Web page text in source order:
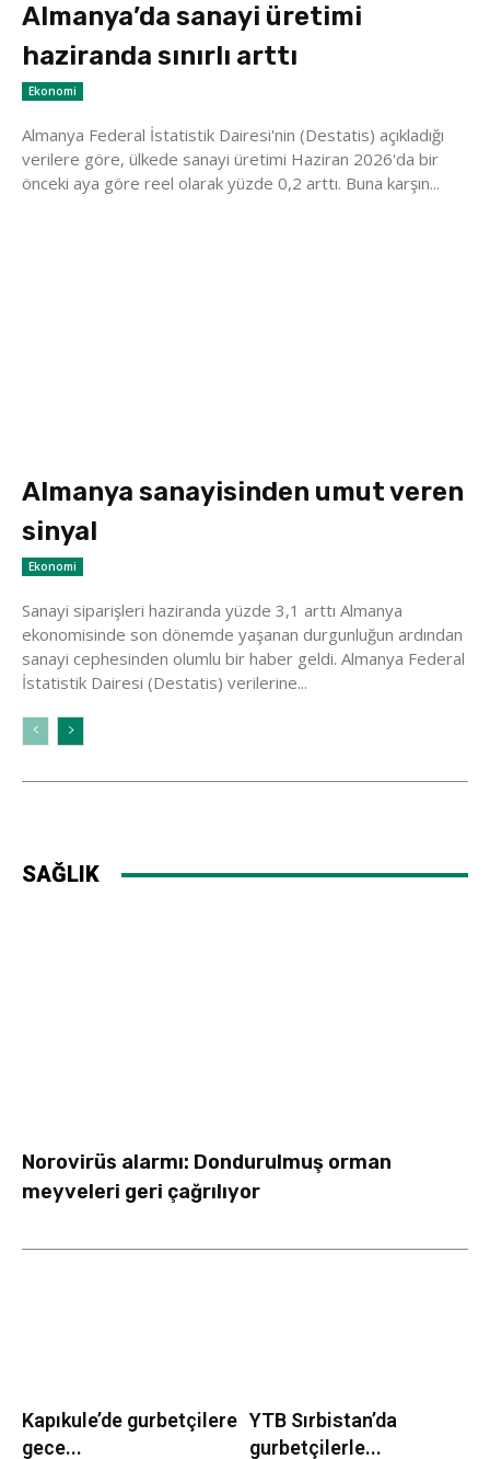
Almanya’da sanayi üretimi
haziranda sınırlı arttı
Ekonomi
Almanya Federal İstatistik Dairesi'nin (Destatis) açıkladığı
verilere göre, ülkede sanayi üretimi Haziran 2026'da bir
önceki aya göre reel olarak yüzde 0,2 arttı. Buna karşın...
Almanya sanayisinden umut veren
sinyal
Ekonomi
Sanayi siparişleri haziranda yüzde 3,1 arttı Almanya
ekonomisinde son dönemde yaşanan durgunluğun ardından
sanayi cephesinden olumlu bir haber geldi. Almanya Federal
İstatistik Dairesi (Destatis) verilerine...
SAĞLIK
Norovirüs alarmı: Dondurulmuş orman
meyveleri geri çağrılıyor
Kapıkule’de gurbetçilere
gece...
YTB Sırbistan’da
gurbetçilerle...